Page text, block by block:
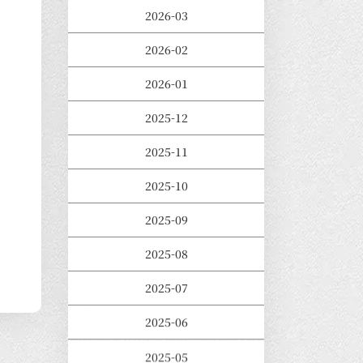
2026-03
2026-02
2026-01
2025-12
2025-11
2025-10
2025-09
2025-08
2025-07
2025-06
2025-05